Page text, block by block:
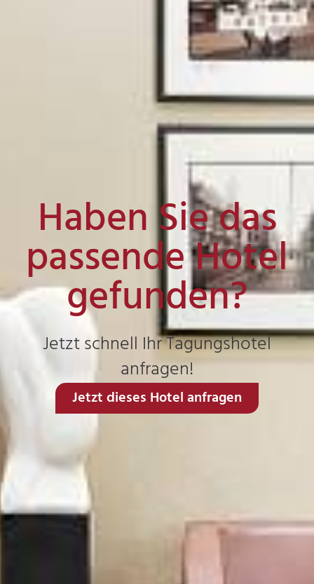
Haben Sie das
passende Hotel
gefunden?
Jetzt schnell Ihr Tagungshotel
anfragen!
Jetzt dieses Hotel anfragen